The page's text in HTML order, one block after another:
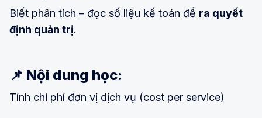
Biết phân tích – đọc số liệu kế toán để ra quyết
định quản trị.
📌 Nội dung học:
Tính chi phí đơn vị dịch vụ (cost per service)